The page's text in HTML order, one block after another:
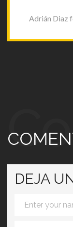
Adrián Diaz
DEJA